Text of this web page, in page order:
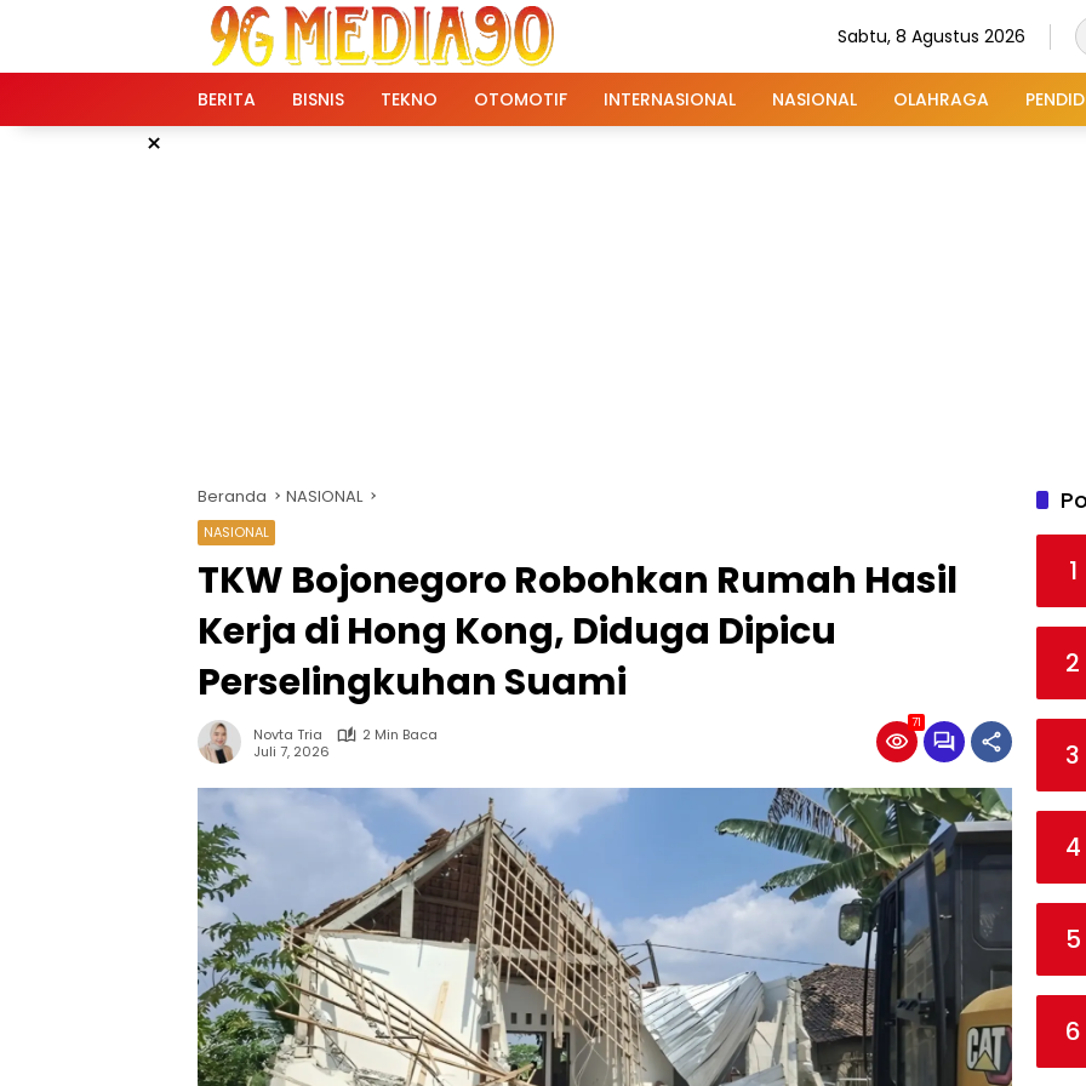
Sabtu, 8 Agustus 2026
BERITA BISNIS TEKNO OTOMOTIF INTERNASIONAL NASIONAL OLAHRAGA
×
Beranda NASIONAL
NASIONAL
TKW Bojonegoro Robohkan Rumah Hasil
Kerja di Hong Kong, Diduga Dipicu
Perselingkuhan Suami
Novta Tria
2 Min Baca
Juli 7, 2026
71
1
2
3
4
5
6